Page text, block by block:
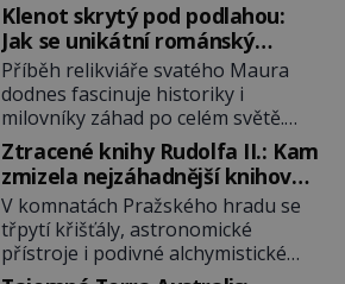
Klenot skrytý pod podlahou:
Jak se unikátní románský
poklad dostal do zapadlého
Bečova?
Příběh relikviáře svatého Maura
dodnes fascinuje historiky i
milovníky záhad po celém světě.
Tato románská zlatnická památka
ze 13. století je po českých
korunovačních klenotech druhým
nejcennějším movitým majetkem v
České republice. Přestože byl
klenot v roce 1985 po dramatickém
Ztracené knihy Rudolfa II.: Kam
zmizela nejzáhadnější knihovna
Evropy?
V komnatách Pražského hradu se
třpytí křišťály, astronomické
přístroje i podivné alchymistické
rukopisy. Císař Rudolf II.